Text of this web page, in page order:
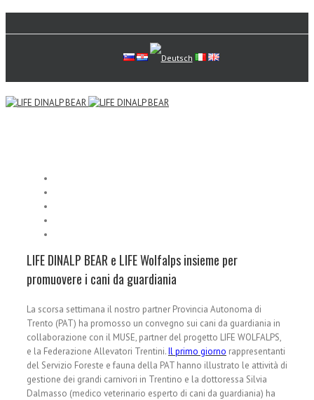
LIFE DINALP BEAR e LIFE Wolfalps insieme per
promuovere i cani da guardiania
La scorsa settimana il nostro partner Provincia Autonoma di
Trento (PAT) ha promosso un convegno sui cani da guardiania in
collaborazione con il MUSE, partner del progetto LIFE WOLFALPS,
e la Federazione Allevatori Trentini.Il primo giorno rappresentanti
del Servizio Foreste e fauna della PAT hanno illustrato le attività di
gestione dei grandi carnivori in Trentino e la dottoressa Silvia
Dalmasso (medico veterinario esperto di cani da guardiania) ha